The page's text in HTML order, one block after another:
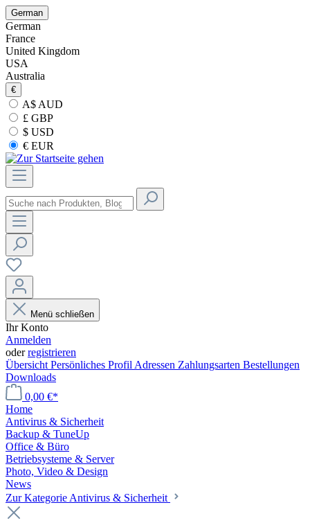
German
German
France
United Kingdom
USA
Australia
€
A$ AUD
£ GBP
$ USD
€ EUR
Menü schließen
Ihr Konto
Anmelden
oderregistrieren
Übersicht Persönliches Profil Adressen Zahlungsarten Bestellungen
Downloads
0,00 €*
Home
Antivirus & Sicherheit
Backup & TuneUp
Office & Büro
Betriebsysteme & Server
Photo, Video & Design
News
Zur Kategorie Antivirus & Sicherheit